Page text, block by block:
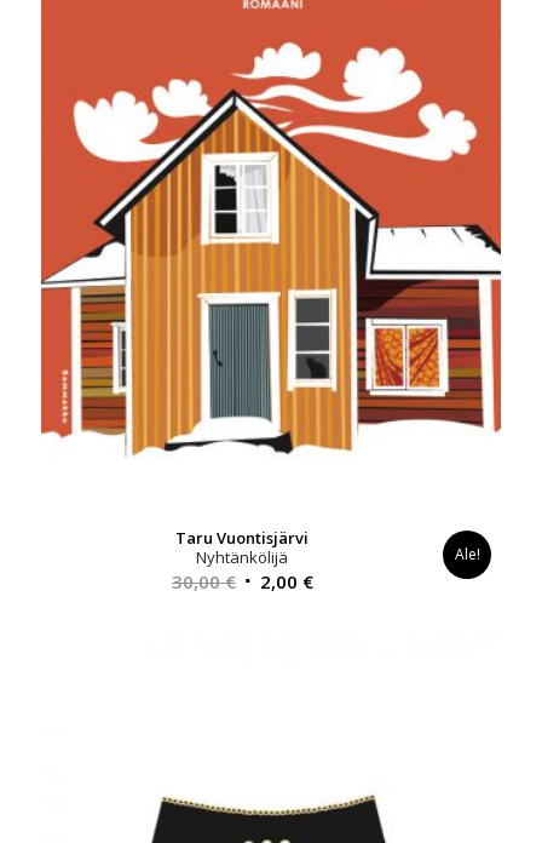
Taru Vuontisjärvi
Nyhtänkölijä
30,00€ Alkuperäinen
2,00 €Nykyinen
Ale!